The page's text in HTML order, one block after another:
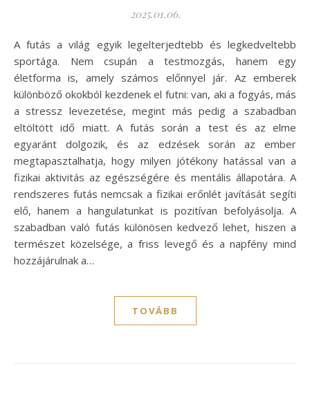
2025.01.06.
A futás a világ egyik legelterjedtebb és legkedveltebb
sportága. Nem csupán a testmozgás, hanem egy
életforma is, amely számos előnnyel jár. Az emberek
különböző okokból kezdenek el futni: van, aki a fogyás, más
a stressz levezetése, megint más pedig a szabadban
eltöltött idő miatt. A futás során a test és az elme
egyaránt dolgozik, és az edzések során az ember
megtapasztalhatja, hogy milyen jótékony hatással van a
fizikai aktivitás az egészségére és mentális állapotára. A
rendszeres futás nemcsak a fizikai erőnlét javítását segíti
elő, hanem a hangulatunkat is pozitívan befolyásolja. A
szabadban való futás különösen kedvező lehet, hiszen a
természet közelsége, a friss levegő és a napfény mind
hozzájárulnak a…
TOVÁBB